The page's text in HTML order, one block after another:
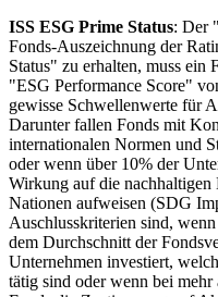
ISS ESG Prime Status: Der
Fonds-Auszeichnung der
Status" zu erhalten, muss ein
"ESG Performance Score"
gewisse Schwellenwerte für
Darunter fallen Fonds mit
internationalen Normen und
oder wenn über 10% der
Wirkung auf die
Nationen aufweisen (SDG
Auschlusskriterien sind,
dem Durchschnitt der
Unternehmen investiert,
tätig sind oder wenn bei